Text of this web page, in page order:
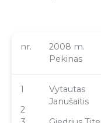
nr.
2008 m.
Pekinas
1
2
Vytautas
Janušaitis